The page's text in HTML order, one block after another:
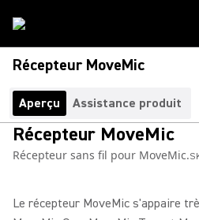
Récepteur MoveMic
Aperçu Assistance produit
Récepteur MoveMic
Récepteur sans fil pour MoveMic.
Le récepteur MoveMic s'appaire